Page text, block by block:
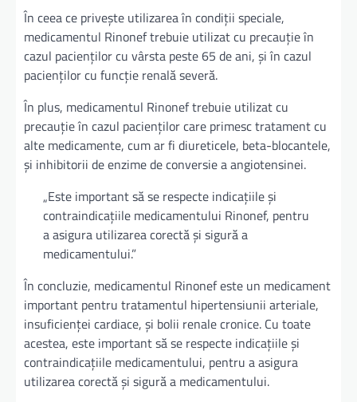
În ceea ce privește utilizarea în condiții speciale,
medicamentul Rinonef trebuie utilizat cu precauție în
cazul pacienților cu vârsta peste 65 de ani, și în cazul
pacienților cu funcție renală severă.
În plus, medicamentul Rinonef trebuie utilizat cu
precauție în cazul pacienților care primesc tratament cu
alte medicamente, cum ar fi diureticele, beta-blocantele,
și inhibitorii de enzime de conversie a angiotensinei.
„Este important să se respecte indicațiile și
contraindicațiile medicamentului Rinonef, pentru
a asigura utilizarea corectă și sigură a
medicamentului.”
În concluzie, medicamentul Rinonef este un medicament
important pentru tratamentul hipertensiunii arteriale,
insuficienței cardiace, și bolii renale cronice. Cu toate
acestea, este important să se respecte indicațiile și
contraindicațiile medicamentului, pentru a asigura
utilizarea corectă și sigură a medicamentului.